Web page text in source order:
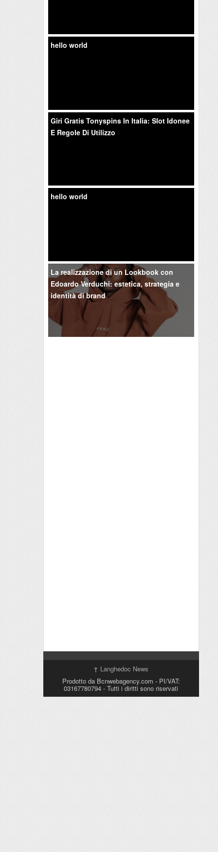
hello world
Giri Gratis Tonyspins In Italia: Slot Idonee
E Regole Di Utilizzo
hello world
La realizzazione di un Lookbook con
Edoardo Verduchi: estetica, strategia e
identità di brand
↑ Langhedoc News
Prodotto da Bcnwebagency.com - PI/VAT:
03167780794 - Tutti i diritti sono riservati